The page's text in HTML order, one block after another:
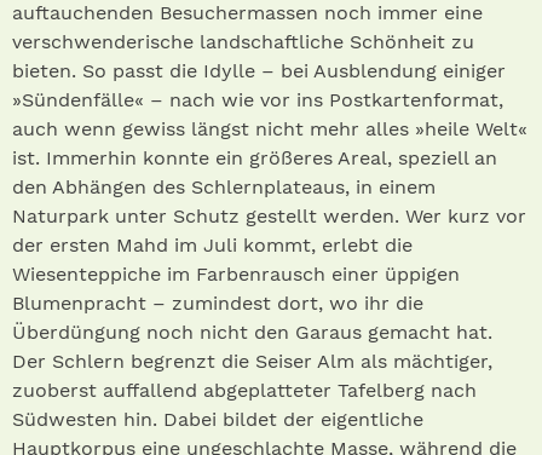
auftauchenden Besuchermassen noch immer eine
verschwenderische landschaftliche Schönheit zu
bieten. So passt die Idylle – bei Ausblendung einiger
»Sündenfälle« – nach wie vor ins Postkartenformat,
auch wenn gewiss längst nicht mehr alles »heile Welt«
ist. Immerhin konnte ein größeres Areal, speziell an
den Abhängen des Schlernplateaus, in einem
Naturpark unter Schutz gestellt werden. Wer kurz vor
der ersten Mahd im Juli kommt, erlebt die
Wiesenteppiche im Farbenrausch einer üppigen
Blumenpracht – zumindest dort, wo ihr die
Überdüngung noch nicht den Garaus gemacht hat.
Der Schlern begrenzt die Seiser Alm als mächtiger,
zuoberst auffallend abgeplatteter Tafelberg nach
Südwesten hin. Dabei bildet der eigentliche
Hauptkorpus eine ungeschlachte Masse, während die